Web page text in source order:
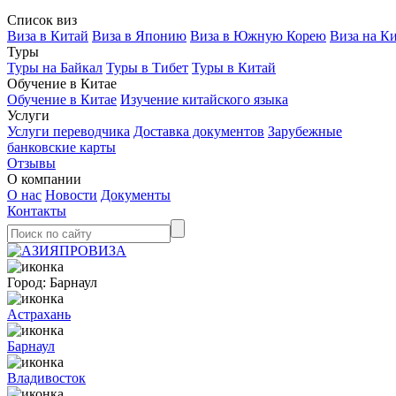
Список виз
Виза в Китай Виза в Японию Виза в Южную Корею Виза на
Туры
Туры на Байкал Туры в Тибет Туры в Китай
Обучение в Китае
Обучение в Китае Изучение китайского языка
Услуги
Услуги переводчика Доставка документов Зарубежные
банковские карты
Отзывы
О компании
О нас Новости Документы
Контакты
Город: Барнаул
Астрахань
Барнаул
Владивосток